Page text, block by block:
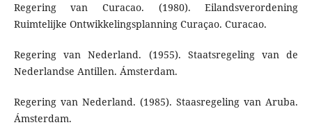
Regering van Curacao. (1980). Eilandsverordening
Ruimtelijke Ontwikkelingsplanning Curaçao. Curacao.
Regering van Nederland. (1955). Staatsregeling van de
Nederlandse Antillen. Ámsterdam.
Regering van Nederland. (1985). Staasregeling van Aruba.
Ámsterdam.